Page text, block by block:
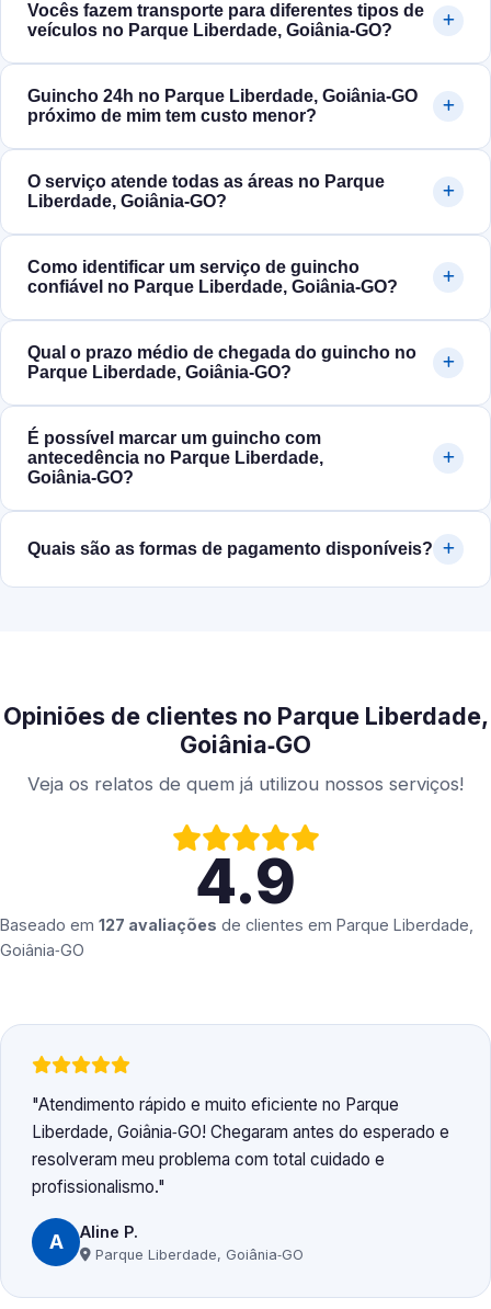
Vocês fazem transporte para diferentes tipos de
veículos no Parque Liberdade, Goiânia‑GO?
Guincho 24h no Parque Liberdade, Goiânia‑GO
próximo de mim tem custo menor?
O serviço atende todas as áreas no Parque
Liberdade, Goiânia‑GO?
Como identificar um serviço de guincho
confiável no Parque Liberdade, Goiânia‑GO?
Qual o prazo médio de chegada do guincho no
Parque Liberdade, Goiânia‑GO?
É possível marcar um guincho com
antecedência no Parque Liberdade,
Goiânia‑GO?
Quais são as formas de pagamento disponíveis?
Opiniões de clientes no Parque Liberdade,
Goiânia‑GO
Veja os relatos de quem já utilizou nossos serviços!
4.9
Baseado em 127 avaliações de clientes em Parque Liberdade,
Goiânia‑GO
Atendimento rápido e muito eficiente no Parque
Liberdade, Goiânia‑GO! Chegaram antes do esperado e
resolveram meu problema com total cuidado e
profissionalismo.
A Aline P.
Parque Liberdade, Goiânia‑GO